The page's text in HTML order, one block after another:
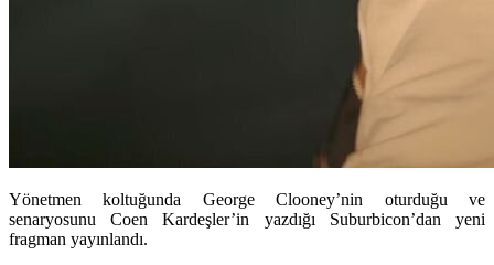
Yönetmen koltuğunda George Clooney’nin oturduğu ve
senaryosunu Coen Kardeşler’in yazdığı Suburbicon’dan yeni
fragman yayınlandı.